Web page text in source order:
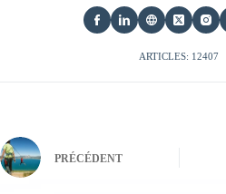
ARTICLES: 12407
PRÉCÉDENT